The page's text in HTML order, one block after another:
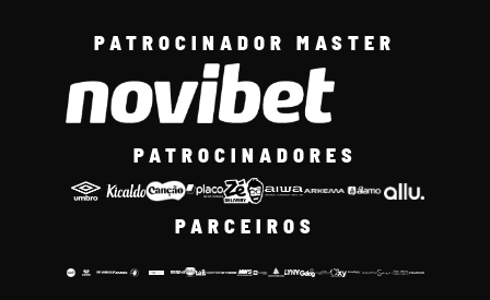
PATROCINADOR MASTER
PATROCINADORES
PARCEIROS